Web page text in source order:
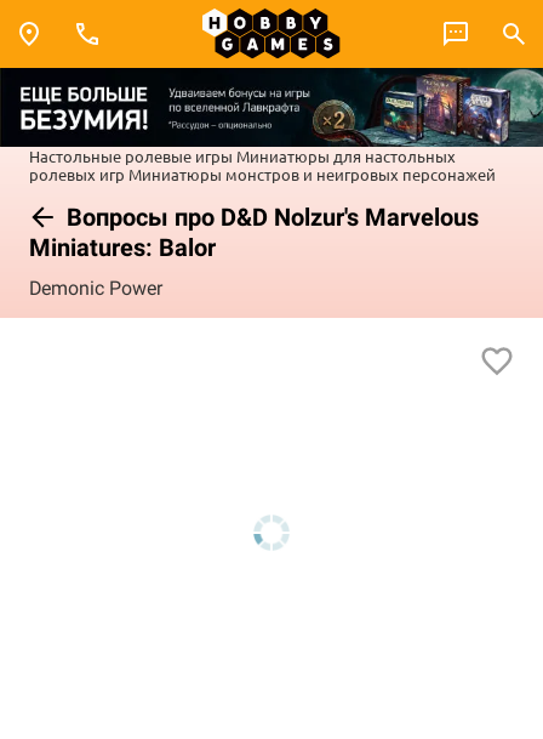
Настольные ролевые игры Миниатюры для настольных
ролевых игр Миниатюры монстров и неигровых персонажей
Вопросы про D&D Nolzur's Marvelous
Miniatures: Balor
Demonic Power